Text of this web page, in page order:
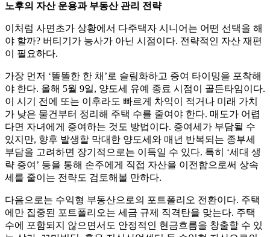
노후의 자산 운용과 부동산 관리 전략
이처럼 사면초가 상황에서 다주택자 시니어는 어떤 선택을 해
야 할까? 버티기가 능사가 아닌 시점이다. 전략적인 자산 재편
이 필요하다.
가장 먼저 ‘똘똘한 한 채’로 슬림화하고 증여 타이밍을 포착해
야 한다. 올해 5월 9일, 양도세 유예 종료 시점이 골든타임이다.
이 시기 전에 또는 이후라도 빠르게 차익이 적거나 미래 가치
가 낮은 물건부터 정리해 주택 수를 줄여야 한다. 매도가 어렵
다면 자녀에게 증여하는 것도 방법이다. 증여세가 부담될 수
있지만, 향후 발생할 막대한 양도세와 매년 반복되는 종부세
부담을 고려하면 장기적으로는 이득일 수 있다. 특히 ‘세대 생
략 증여’ 등을 통해 손주에게 직접 자산을 이전함으로써 상속
세를 줄이는 전략도 검토해볼 만하다.
다음으로는 수익형 부동산으로의 포트폴리오 전환이다. 주택
에만 집중된 포트폴리오는 세금 규제 직격탄을 맞는다. 주택
수에 포함되지 않으면서도 안정적인 현금흐름을 창출할 수 있